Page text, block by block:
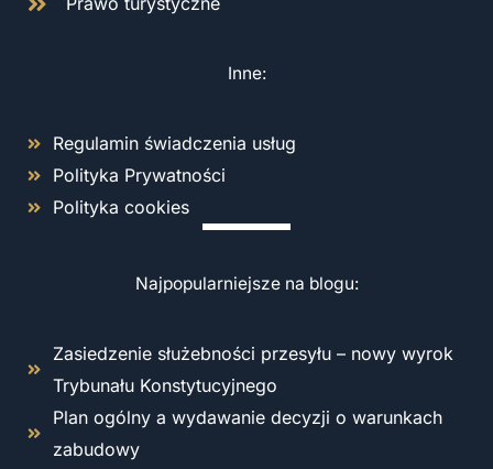
Inne:
Regulamin świadczenia usług
Polityka Prywatności
Polityka cookies
Najpopularniejsze na blogu:
Zasiedzenie służebności przesyłu – nowy wyrok
Trybunału Konstytucyjnego
Plan ogólny a wydawanie decyzji o warunkach
zabudowy